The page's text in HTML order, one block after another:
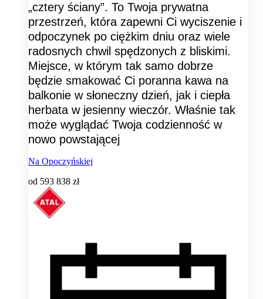
„cztery ściany”. To Twoja prywatna
przestrzeń, która zapewni Ci wyciszenie i
odpoczynek po ciężkim dniu oraz wiele
radosnych chwil spędzonych z bliskimi.
Miejsce, w którym tak samo dobrze
będzie smakować Ci poranna kawa na
balkonie w słoneczny dzień, jak i ciepła
herbata w jesienny wieczór. Właśnie tak
może wyglądać Twoja codzienność w
nowo powstającej
Na Opoczyńskiej
od 593 838 zł